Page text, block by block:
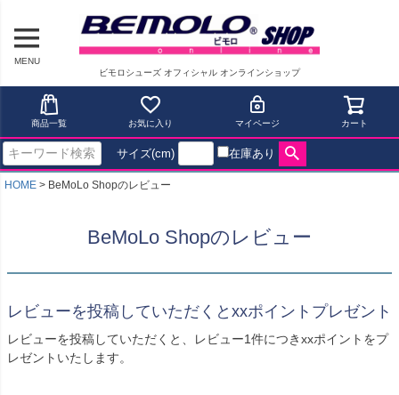
MENU
ビモロシューズ オフィシャル オンラインショップ
商品一覧 お気に入り マイページ カート
サイズ(cm) 在庫あり
HOME BeMoLo Shopのレビュー
BeMoLo Shopのレビュー
レビューを投稿していただくとxxポイントプレゼント
レビューを投稿していただくと、レビュー1件につきxxポイントをプ
レゼントいたします。